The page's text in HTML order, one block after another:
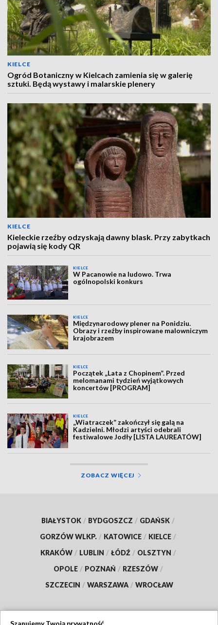
KIELCE
Ogród Botaniczny w Kielcach zamienia się w galerię
sztuki. Będą wystawy i malarskie plenery
KIELCE
Kieleckie rzeźby odzyskają dawny blask. Przy zabytkach
pojawią się kody QR
KIELCE
W Pacanowie na ludowo. Trwa
ogólnopolski konkurs
KIELCE
Międzynarodowy plener na Ponidziu.
Obrazy i rzeźby inspirowane malowniczym
krajobrazem
KIELCE
Początek „Lata z Chopinem”. Przed
melomanami tydzień wyjątkowych
koncertów [PROGRAM]
KIELCE
„Wiatraczek” zakończył się galą na
Kadzielni. Młodzi artyści odebrali
festiwalowe Jodły [LISTA LAUREATÓW]
ZOBACZ WIĘCEJ
BIAŁYSTOK / BYDGOSZCZ / GDAŃSK /
GORZÓW WLKP. / KATOWICE / KIELCE /
KRAKÓW / LUBLIN / ŁÓDŹ / OLSZTYN /
OPOLE / POZNAŃ / RZESZÓW /
SZCZECIN / WARSZAWA / WROCŁAW
Szanujemy Twoją prywatność